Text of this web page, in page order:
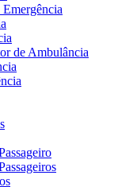
de Ambulância